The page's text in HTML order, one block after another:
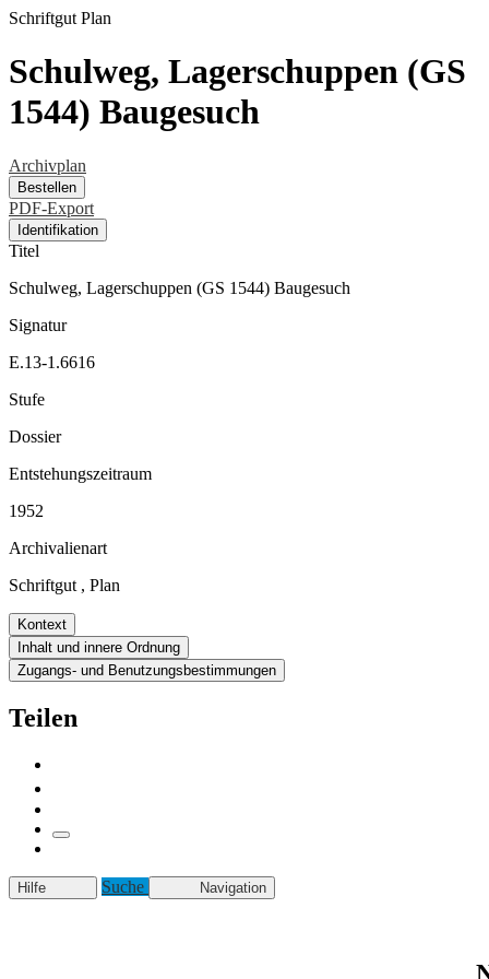
Schriftgut Plan
Schulweg, Lagerschuppen (GS
1544) Baugesuch
Archivplan
Bestellen
PDF-Export
Identifikation
Titel
Schulweg, Lagerschuppen (GS 1544) Baugesuch
Signatur
E.13-1.6616
Stufe
Dossier
Entstehungszeitraum
1952
Archivalienart
Schriftgut , Plan
Kontext
Inhalt und innere Ordnung
Zugangs- und Benutzungsbestimmungen
Teilen
Hilfe Suche Navigation